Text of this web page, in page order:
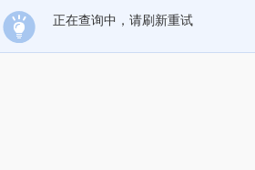
正在查询中，请刷新重试